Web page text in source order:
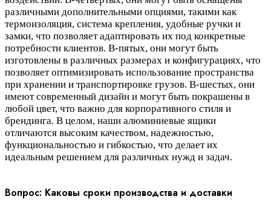
различными дополнительными опциями, такими как
термоизоляция, система крепления, удобные ручки и
замки, что позволяет адаптировать их под конкретные
потребности клиентов. В-пятых, они могут быть
изготовлены в различных размерах и конфигурациях, что
позволяет оптимизировать использование пространства
при хранении и транспортировке грузов. В-шестых, они
имеют современный дизайн и могут быть покрашены в
любой цвет, что важно для корпоративного стиля и
брендинга. В целом, наши алюминиевые ящики
отличаются высоким качеством, надежностью,
функциональностью и гибкостью, что делает их
идеальным решением для различных нужд и задач.
Вопрос: Каковы сроки производства и доставки